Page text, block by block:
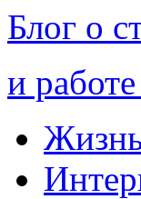
Блог о
и